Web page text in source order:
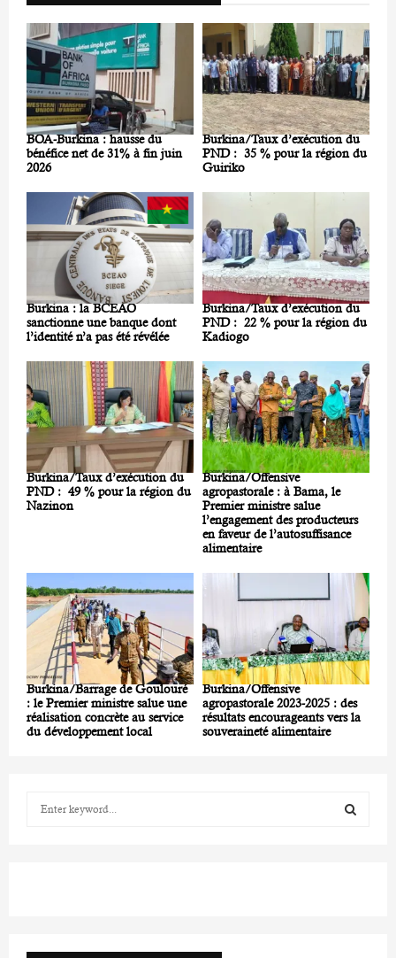
BOA-Burkina : hausse du
bénéfice net de 31% à fin juin
2026
Burkina/Taux d’exécution du
PND : 35 % pour la région du
Guiriko
Burkina : la BCEAO
sanctionne une banque dont
l’identité n’a pas été révélée
Burkina/Taux d’exécution du
PND : 22 % pour la région du
Kadiogo
Burkina/Taux d’exécution du
PND : 49 % pour la région du
Nazinon
Burkina/Offensive
agropastorale : à Bama, le
Premier ministre salue
l’engagement des producteurs
en faveur de l’autosuffisance
alimentaire
Burkina/Barrage de Goulouré
: le Premier ministre salue une
réalisation concrète au service
du développement local
Burkina/Offensive
agropastorale 2023-2025 : des
résultats encourageants vers la
souveraineté alimentaire
r